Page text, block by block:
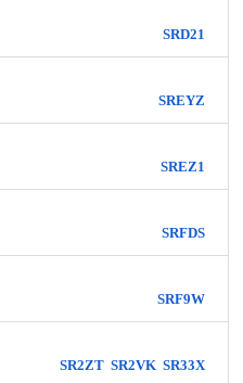
SRD21
SREYZ
SREZ1
SRFDS
SRF9W
SR2ZT SR2VK SR33X